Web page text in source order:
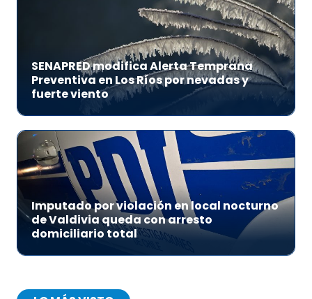
SENAPRED modifica Alerta Temprana
Preventiva en Los Ríos por nevadas y
fuerte viento
Imputado por violación en local nocturno
de Valdivia queda con arresto
domiciliario total